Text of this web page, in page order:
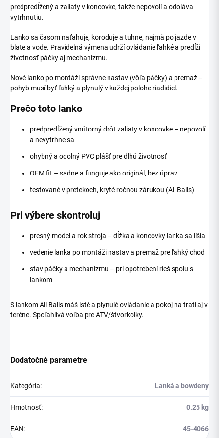
predpredĺžený a zaliaty v koncovke, takže nepovolí a odoláva
vytrhnutiu.
Lanko sa časom naťahuje, koroduje a tuhne, najmä po jazde v
blate a vode. Pravidelná výmena udrží ovládanie ľahké a predĺži
životnosť páčky aj mechanizmu.
Nové lanko po montáži správne nastav (vôľa páčky) a premaž –
pohyb musí byť ľahký a plynulý v každej polohe riadidiel.
Prečo toto lanko
predpredĺžený vnútorný drôt zaliaty v koncovke – nepovolí
a nevytrhne sa
ohybný a odolný PVC plášť pre dlhú životnosť
OEM fit – sadne a funguje ako originál, bez úprav
testované v pretekoch, kryté ročnou zárukou (All Balls)
Pri výbere skontroluj
presný model a rok stroja – dĺžka a koncovky lanka sa líšia
vedenie lanka po montáži nastav a premaž pre ľahký chod
stav páčky a mechanizmu – pri opotrebení rieš spolu s
lankom
S lankom All Balls máš isté a plynulé ovládanie a pokoj na trati aj v
teréne. Spoľahlivá voľba pre ATV/štvorkolky.
Dodatočné parametre
Kategória: Lanká a bowdeny
Hmotnosť: 0.25 kg
EAN: 45-4066